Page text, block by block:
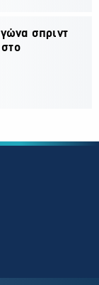
σπριντ
στο